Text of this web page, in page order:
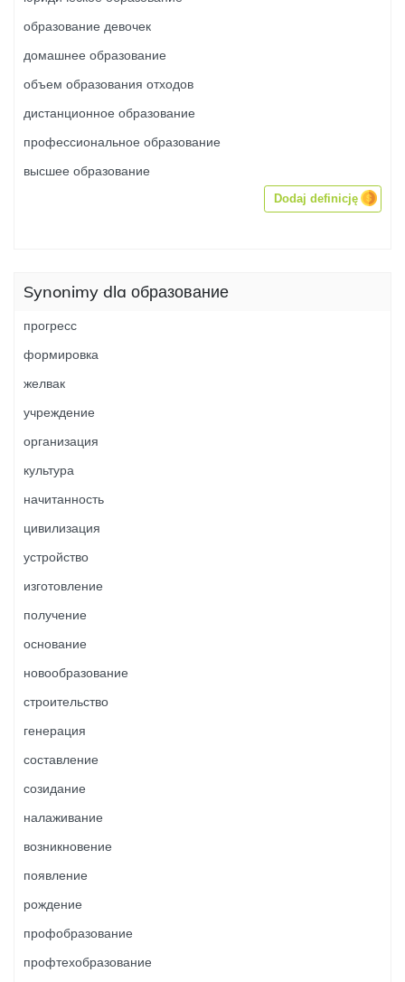
образование девочек
домашнее образование
объем образования отходов
дистанционное образование
профессиональное образование
высшее образование
Dodaj definicję
Synonimy dla образование
прогресс
формировка
желвак
учреждение
организация
культура
начитанность
цивилизация
устройство
изготовление
получение
основание
новообразование
строительство
генерация
составление
созидание
налаживание
возникновение
появление
рождение
профобразование
профтехобразование